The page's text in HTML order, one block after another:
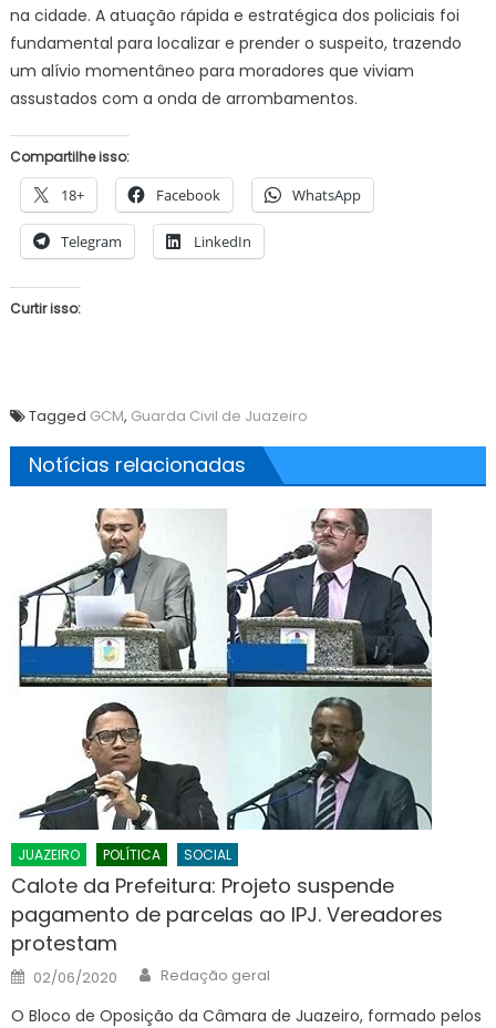
na cidade. A atuação rápida e estratégica dos policiais foi
fundamental para localizar e prender o suspeito, trazendo
um alívio momentâneo para moradores que viviam
assustados com a onda de arrombamentos.
Compartilhe isso:
18+ Facebook WhatsApp
Telegram LinkedIn
Curtir isso:
Tagged GCM, Guarda Civil de Juazeiro
Notícias relacionadas
JUAZEIRO POLÍTICA SOCIAL
Calote da Prefeitura: Projeto suspende
pagamento de parcelas ao IPJ. Vereadores
protestam
Posted
on
02/06/2020 Author
Redação geral
O Bloco de Oposição da Câmara de Juazeiro, formado pelos